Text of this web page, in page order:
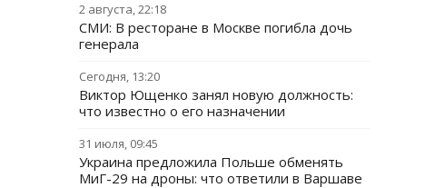
2 августа, 22:18
СМИ: В ресторане в Москве погибла дочь
генерала
Сегодня, 13:20
Виктор Ющенко занял новую должность:
что известно о его назначении
31 июля, 09:45
Украина предложила Польше обменять
МиГ-29 на дроны: что ответили в Варшаве